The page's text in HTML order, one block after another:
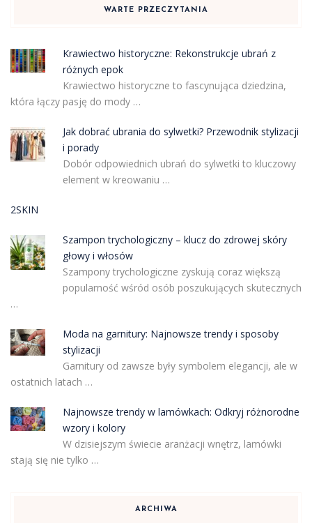
WARTE PRZECZYTANIA
Krawiectwo historyczne: Rekonstrukcje ubrań z
różnych epok
Krawiectwo historyczne to fascynująca dziedzina,
która łączy pasję do mody …
Jak dobrać ubrania do sylwetki? Przewodnik stylizacji
i porady
Dobór odpowiednich ubrań do sylwetki to kluczowy
element w kreowaniu …
2SKIN
Szampon trychologiczny – klucz do zdrowej skóry
głowy i włosów
Szampony trychologiczne zyskują coraz większą
popularność wśród osób poszukujących skutecznych
…
Moda na garnitury: Najnowsze trendy i sposoby
stylizacji
Garnitury od zawsze były symbolem elegancji, ale w
ostatnich latach …
Najnowsze trendy w lamówkach: Odkryj różnorodne
wzory i kolory
W dzisiejszym świecie aranżacji wnętrz, lamówki
stają się nie tylko …
ARCHIWA